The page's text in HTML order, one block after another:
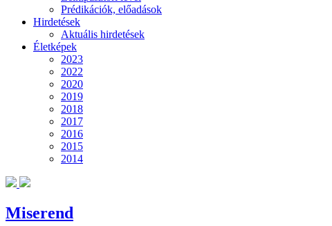
Prédikációk, előadások
Hirdetések
Aktuális hirdetések
Életképek
2023
2022
2020
2019
2018
2017
2016
2015
2014
Miserend